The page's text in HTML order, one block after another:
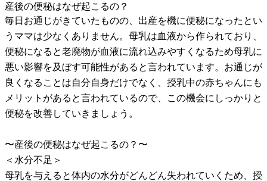
産後の便秘はなぜ起こるの？
毎日お通じがきていたものの、出産を機に便秘になったとい
うママは少なくありません。母乳は血液から作られており、
便秘になると老廃物が血液に流れ込みやすくなるため母乳に
悪い影響を及ぼす可能性があると言われています。お通じが
良くなることは自分自身だけでなく、授乳中の赤ちゃんにも
メリットがあると言われているので、この機会にしっかりと
便秘を改善していきましょう。
〜産後の便秘はなぜ起こるの？〜
＜水分不足＞
母乳を与えると体内の水分がどんどん失われていくため、授